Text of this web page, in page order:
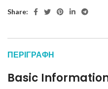
Share:
ΠΕΡΙΓΡΑΦΉ
Basic